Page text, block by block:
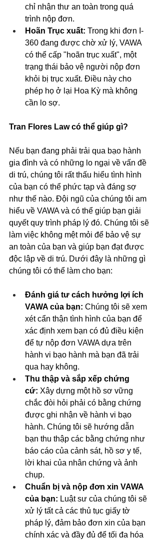
chỉ nhận thư an toàn trong quá
trình nộp đơn.
Hoãn Trục xuất: Trong khi đơn I-
360 đang được chờ xử lý, VAWA
có thể cấp "hoãn trục xuất", một
trạng thái bảo vệ người nộp đơn
khỏi bị trục xuất. Điều này cho
phép họ ở lại Hoa Kỳ mà không
cần lo sợ.
Tran Flores Law có thể giúp gì?
Nếu bạn đang phải trải qua bạo hành
gia đình và có những lo ngại về vấn đề
di trú, chúng tôi rất thấu hiểu tình hình
của bạn có thể phức tạp và đáng sợ
như thế nào. Đội ngũ của chúng tôi am
hiểu về VAWA và có thể giúp bạn giải
quyết quy trình pháp lý đó. Chúng tôi sẽ
làm việc không mệt mỏi để bảo vệ sự
an toàn của bạn và giúp bạn đạt được
độc lập về di trú. Dưới đây là những gì
chúng tôi có thể làm cho bạn:
Đánh giá tư cách hưởng lợi ích
VAWA của bạn: Chúng tôi sẽ xem
xét cẩn thận tình hình của bạn để
xác định xem bạn có đủ điều kiện
để tự nộp đơn VAWA dựa trên
hành vi bạo hành mà bạn đã trải
qua hay không.
Thu thập và sắp xếp chứng
cứ: Xây dựng một hồ sơ vững
chắc đòi hỏi phải có bằng chứng
được ghi nhận về hành vi bạo
hành. Chúng tôi sẽ hướng dẫn
bạn thu thập các bằng chứng như
báo cáo của cảnh sát, hồ sơ y tế,
lời khai của nhân chứng và ảnh
chụp.
Chuẩn bị và nộp đơn xin VAWA
của bạn: Luật sư của chúng tôi sẽ
xử lý tất cả các thủ tục giấy tờ
pháp lý, đảm bảo đơn xin của bạn
chính xác và đầy đủ để tối đa hóa